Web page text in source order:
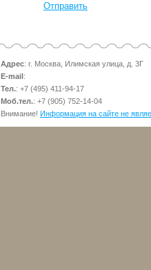
Отправить
Адрес: г. Москва, Илимская улица, д. 3Г
E-mail:
Тел.: +7 (495) 411-94-17
Моб.тел.: +7 (905) 752-14-04
Внимание! Информация на сайте не